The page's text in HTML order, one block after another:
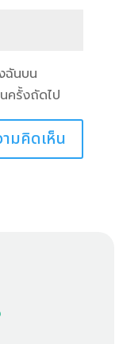
ฉันบน
ครั้งถัดไป